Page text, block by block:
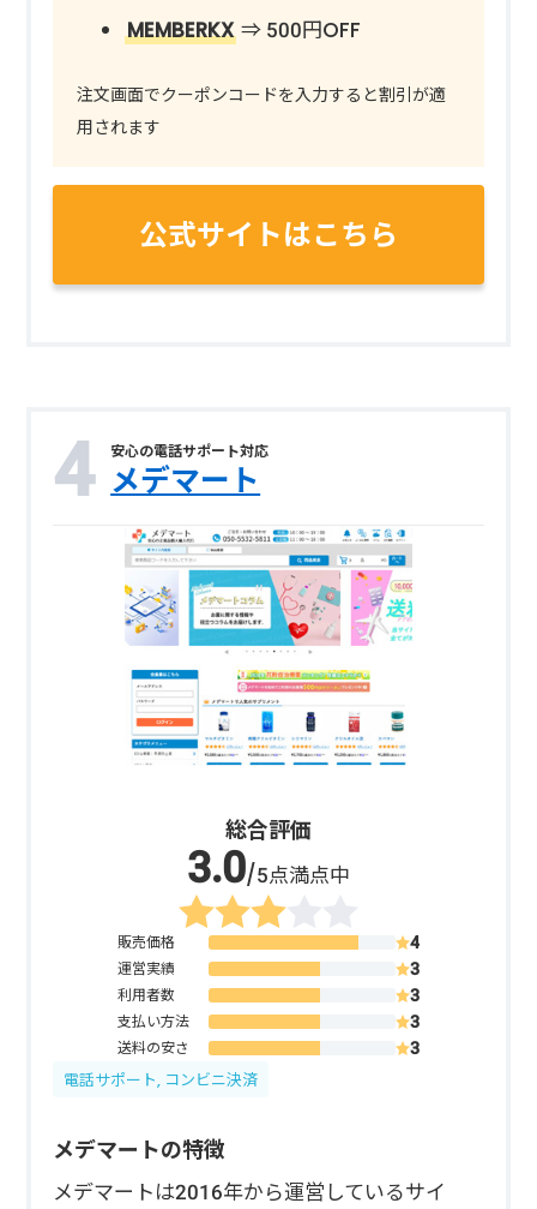
MEMBERKX ⇒ 500円OFF
注文画面でクーポンコードを入力すると割引が適
用されます
公式サイトはこちら
安心の電話サポート対応
メデマート
総合評価
/5点満点中
販売価格
運営実績
利用者数
支払い方法
送料の安さ
電話サポート, コンビニ決済
メデマートの特徴
メデマートは2016年から運営しているサイ